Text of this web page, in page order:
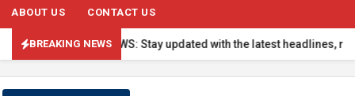
ABOUT US CONTACT US
BREAKING NEWS
🔴 BREAKING NEWS: Stay updated with the latest headlines,